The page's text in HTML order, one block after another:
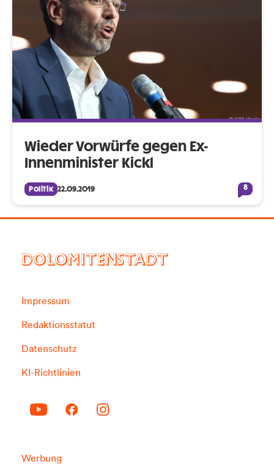
Wieder Vorwürfe gegen Ex-
Innenminister Kickl
Politik 22.09.2019 8
DOLOMITENSTADT
Impressum
Redaktionsstatut
Datenschutz
KI-Richtlinien
Werbung